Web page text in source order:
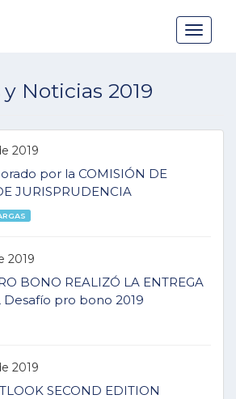
Toggle
Noticias 2019
2019
por la COMISIÓN DE
JURISPRUDENCIA
2019
BONO REALIZÓ LA ENTREGA
Desafío pro bono 2019
2019
SECOND EDITION